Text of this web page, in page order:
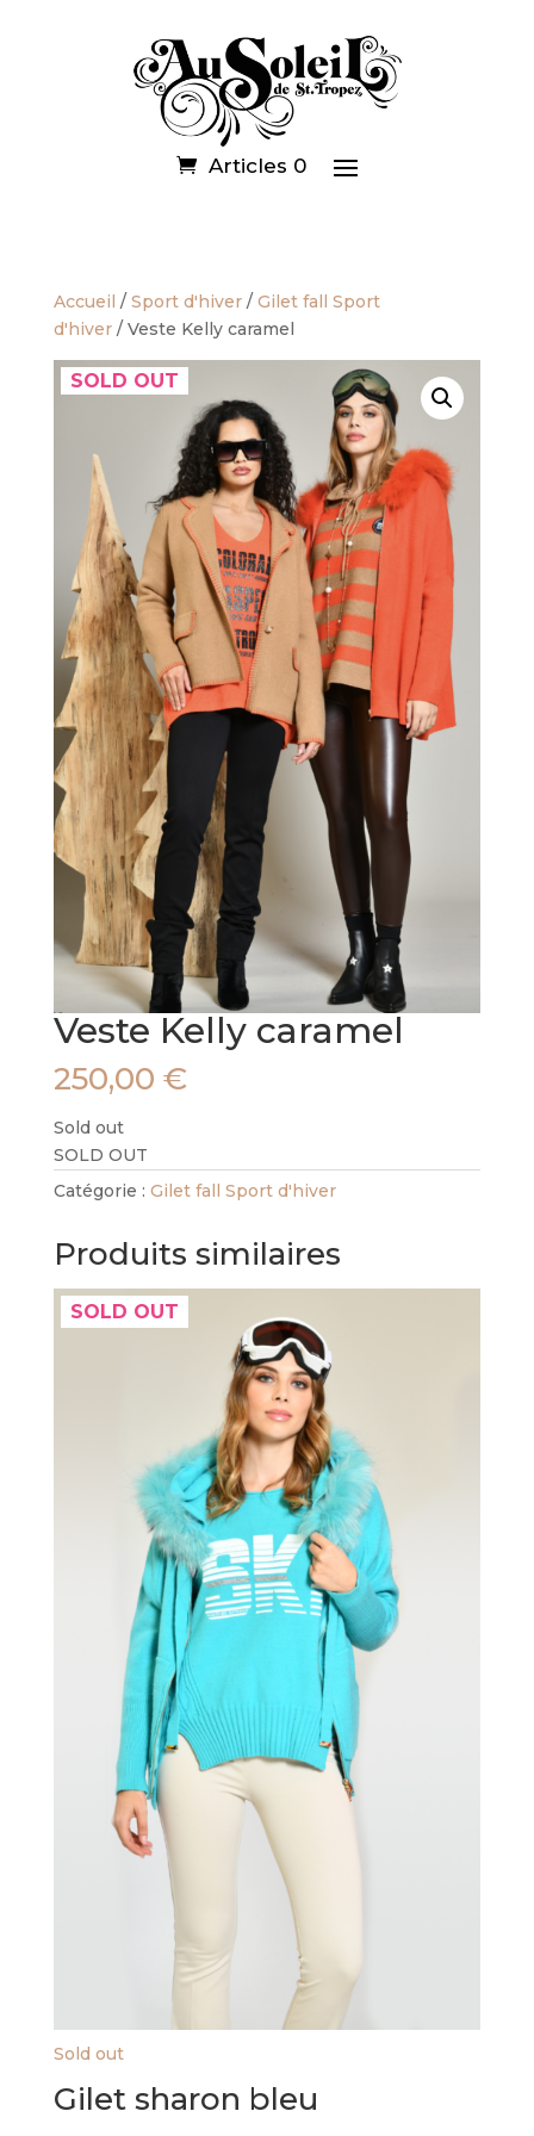
Articles 0
Accueil / Sport d'hiver/ Gilet fall Sport
d'hiver/ Veste Kelly caramel
SOLD OUT
Veste Kelly caramel
250,00 €
Sold out
SOLD OUT
Catégorie : Gilet fall Sport d'hiver
Produits similaires
SOLD OUT
Sold out
Gilet sharon bleu